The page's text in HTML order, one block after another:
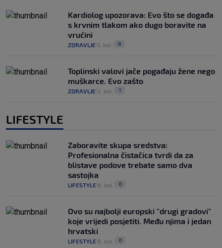
Kardiolog upozorava: Evo što se događa
s krvnim tlakom ako dugo boravite na
vrućini
ZDRAVLJE 5. kol. 0
Toplinski valovi jače pogađaju žene nego
muškarce. Evo zašto
ZDRAVLJE 3. kol. 1
LIFESTYLE
Zaboravite skupa sredstva:
Profesionalna čistačica tvrdi da za
blistave podove trebate samo dva
sastojka
LIFESTYLE 6. kol. 0
Ovo su najbolji europski "drugi gradovi"
koje vrijedi posjetiti. Među njima i jedan
hrvatski
LIFESTYLE 6. kol. 0